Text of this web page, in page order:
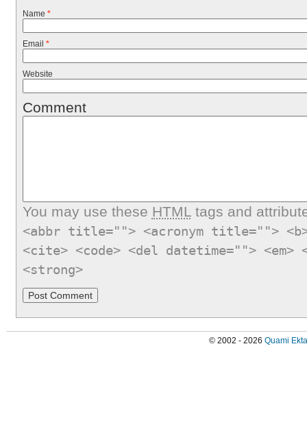
Name *
Email *
Website
Comment
You may use these HTMLtags and
<abbr title=""> <acronym title="">
<cite> <code> <del datetime="">
<strong>
© 2002 - 2026 Quami